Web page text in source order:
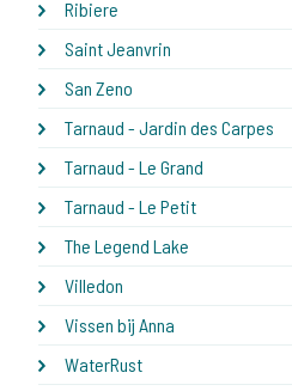
Ribiere
Saint Jeanvrin
San Zeno
Tarnaud - Jardin des Carpes
Tarnaud - Le Grand
Tarnaud - Le Petit
The Legend Lake
Villedon
Vissen bij Anna
WaterRust